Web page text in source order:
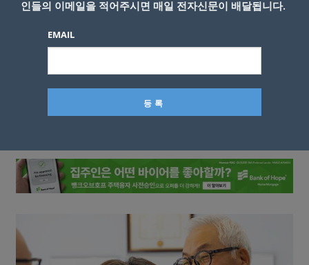
인들의 이메일을 적어주시면 매일 전자신문이 배달됩니다.
EMAIL